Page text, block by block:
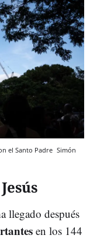
el Santo Padre Simón
llegado después
en los 144